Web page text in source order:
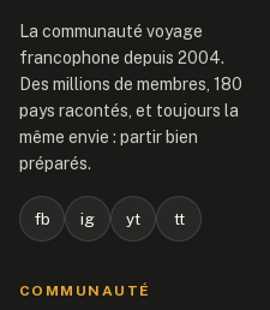
La communauté voyage
francophone depuis 2004.
Des millions de membres, 180
pays racontés, et toujours la
même envie : partir bien
préparés.
fb ig yt tt
COMMUNAUTÉ